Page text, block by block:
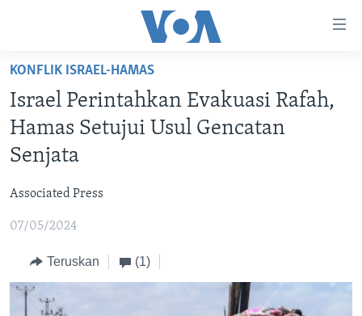
Akses
Lanjut
ke
Konten
Utama
ke
Utama
Lanjut
Pencarian
BERANDA
VIDEO
POLYGRAPH
DAFTAR PROGRAM
IKUTI KAMI
KONFLIK ISRAEL-HAMAS
Israel Perintahkan Evakuasi Rafah,
Hamas Setujui Usul Gencatan
Senjata
Associated Press
07/05/2024
Teruskan (1)